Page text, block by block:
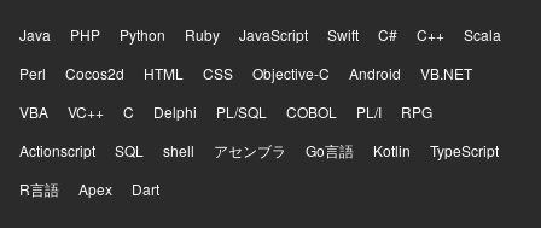
Java PHP Python Ruby JavaScript Swift C# C++
Scala
Perl
Cocos2d HTML CSS Objective-C Android
VB.NET
VBA
VC++ C Delphi PL/SQL COBOL PL/I
RPG
Actionscript
SQL shell アセンブラ Go言語 Kotlin
TypeScript
R言語
Apex Dart